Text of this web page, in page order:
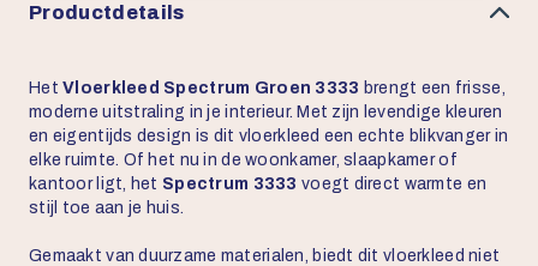
Productdetails
HetVloerkleed Spectrum Groen 3333 brengt een frisse,
moderne uitstraling in je interieur. Met zijn levendige kleuren
en eigentijds design is dit vloerkleed een echte blikvanger in
elke ruimte. Of het nu in de woonkamer, slaapkamer of
kantoor ligt, het Spectrum 3333 voegt direct warmte en
stijl toe aan je huis.
Gemaakt van duurzame materialen, biedt dit vloerkleed niet